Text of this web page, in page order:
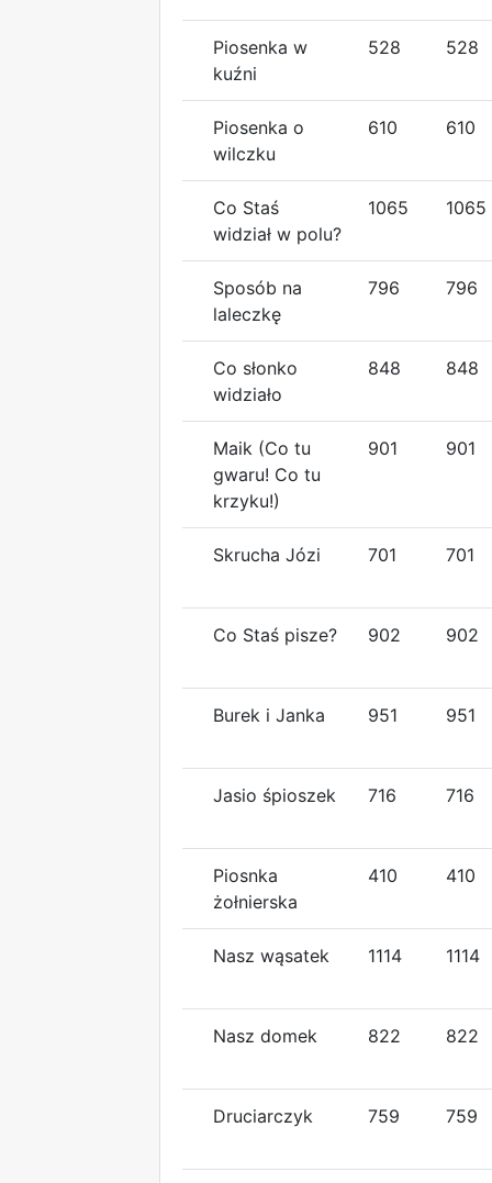
Piosenka w
kuźni
528 528
Piosenka o
wilczku
610 610
Co Staś
widział w polu?
1065 1065
Sposób na
laleczkę
796 796
Co słonko
widziało
848 848
Maik (Co tu
gwaru! Co tu
krzyku!)
901 901
Skrucha Józi 701 701
Co Staś pisze? 902 902
Burek i Janka 951 951
Jasio śpioszek 716 716
Piosnka
żołnierska
410 410
Nasz wąsatek 1114 1114
Nasz domek 822 822
Druciarczyk 759 759